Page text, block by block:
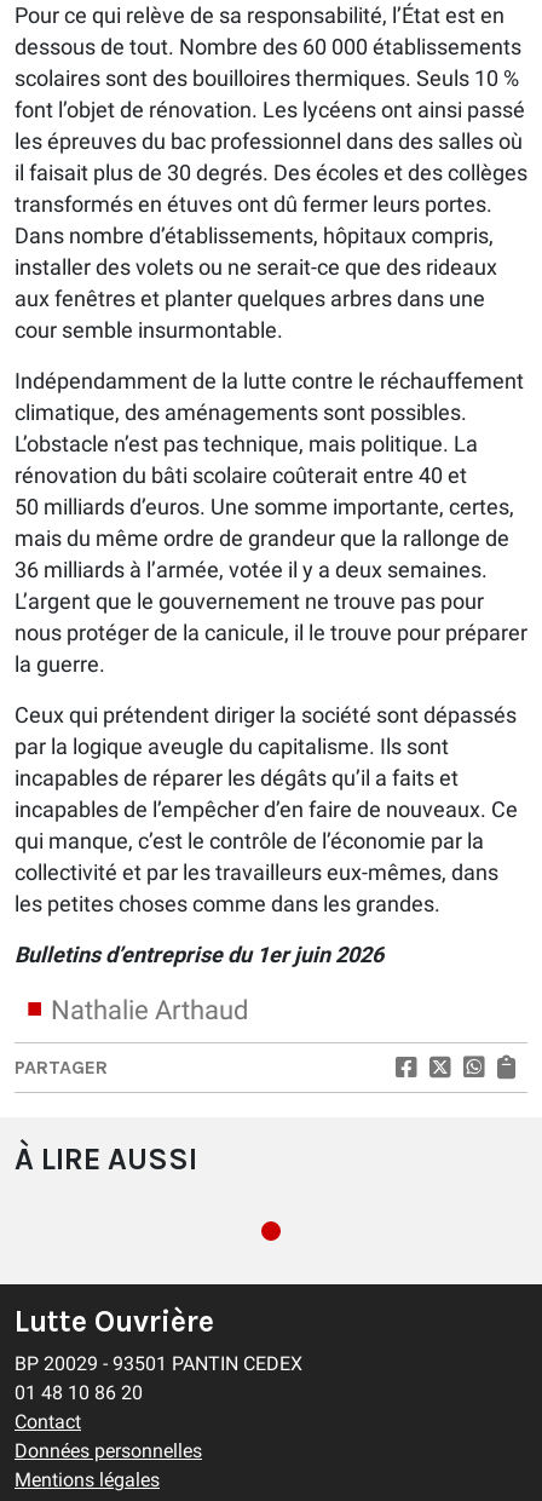
Pour ce qui relève de sa responsabilité, l’État est en
dessous de tout. Nombre des 60 000 établissements
scolaires sont des bouilloires thermiques. Seuls 10 %
font l’objet de rénovation. Les lycéens ont ainsi passé
les épreuves du bac professionnel dans des salles où
il faisait plus de 30 degrés. Des écoles et des collèges
transformés en étuves ont dû fermer leurs portes.
Dans nombre d’établissements, hôpitaux compris,
installer des volets ou ne serait-ce que des rideaux
aux fenêtres et planter quelques arbres dans une
cour semble insurmontable.
Indépendamment de la lutte contre le réchauffement
climatique, des aménagements sont possibles.
L’obstacle n’est pas technique, mais politique. La
rénovation du bâti scolaire coûterait entre 40 et
50 milliards d’euros. Une somme importante, certes,
mais du même ordre de grandeur que la rallonge de
36 milliards à l’armée, votée il y a deux semaines.
L’argent que le gouvernement ne trouve pas pour
nous protéger de la canicule, il le trouve pour préparer
la guerre.
Ceux qui prétendent diriger la société sont dépassés
par la logique aveugle du capitalisme. Ils sont
incapables de réparer les dégâts qu’il a faits et
incapables de l’empêcher d’en faire de nouveaux. Ce
qui manque, c’est le contrôle de l’économie par la
collectivité et par les travailleurs eux-mêmes, dans
les petites choses comme dans les grandes.
Bulletins d’entreprise du 1er juin 2026
Nathalie Arthaud
PARTAGER
À LIRE AUSSI
Lutte Ouvrière
BP 20029 - 93501 PANTIN CEDEX
01 48 10 86 20
Contact
Données personnelles
Mentions légales